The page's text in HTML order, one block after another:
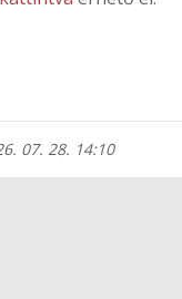
07. 28. 14:10